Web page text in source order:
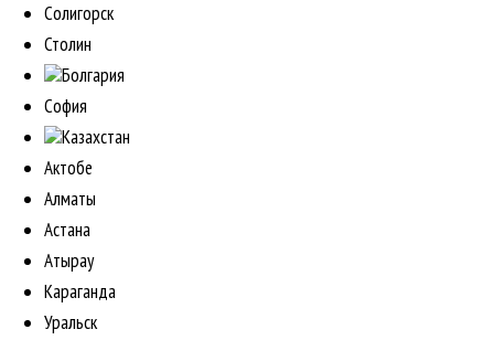
Солигорск
Столин
Болгария
София
Казахстан
Актобе
Алматы
Астана
Атырау
Караганда
Уральск